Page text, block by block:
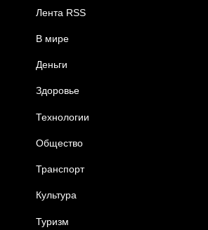
Лента RSS
В мире
Деньги
Здоровье
Технологии
Общество
Транспорт
Культура
Туризм